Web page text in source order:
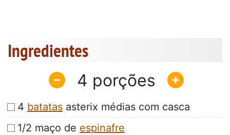
Ingredientes
4
4 batatas asterix médias com casca
1/2 maço de espinafre